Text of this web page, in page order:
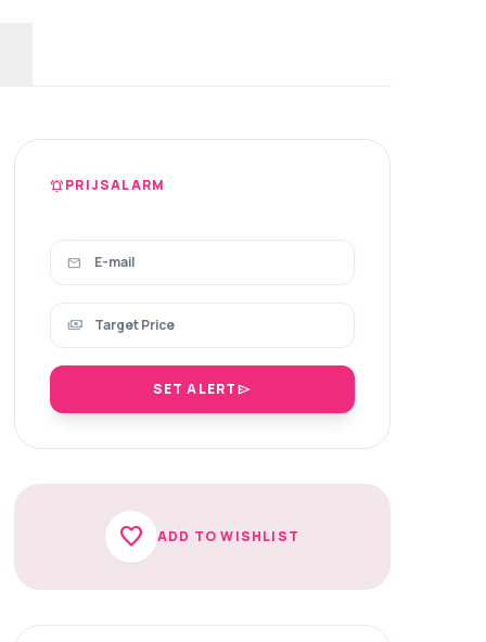
notifications_activePRIJSALARM
mail
payments
SET ALERTsend
favorite ADD TO WISHLIST